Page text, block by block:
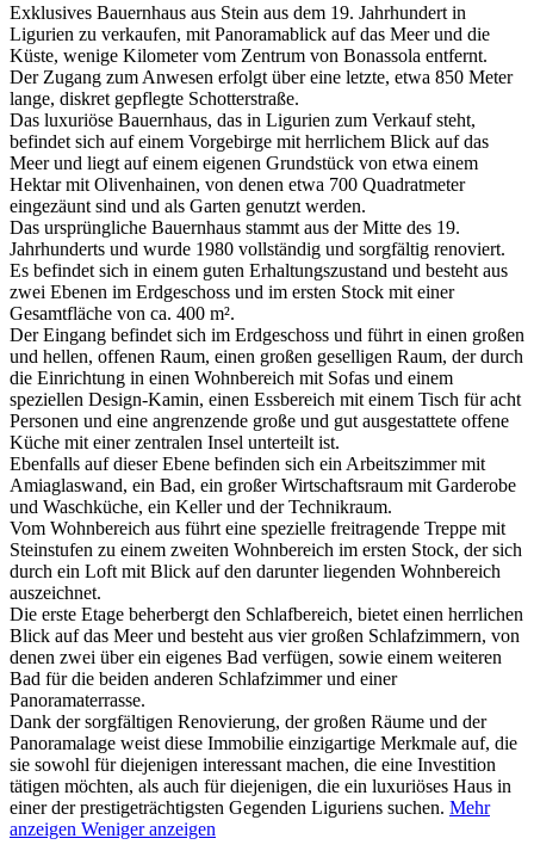
Exklusives Bauernhaus aus Stein aus dem 19. Jahrhundert in
Ligurien zu verkaufen, mit Panoramablick auf das Meer und die
Küste, wenige Kilometer vom Zentrum von Bonassola entfernt.
Der Zugang zum Anwesen erfolgt über eine letzte, etwa 850 Meter
lange, diskret gepflegte Schotterstraße.
Das luxuriöse Bauernhaus, das in Ligurien zum Verkauf steht,
befindet sich auf einem Vorgebirge mit herrlichem Blick auf das
Meer und liegt auf einem eigenen Grundstück von etwa einem
Hektar mit Olivenhainen, von denen etwa 700 Quadratmeter
eingezäunt sind und als Garten genutzt werden.
Das ursprüngliche Bauernhaus stammt aus der Mitte des 19.
Jahrhunderts und wurde 1980 vollständig und sorgfältig renoviert.
Es befindet sich in einem guten Erhaltungszustand und besteht aus
zwei Ebenen im Erdgeschoss und im ersten Stock mit einer
Gesamtfläche von ca. 400 m².
Der Eingang befindet sich im Erdgeschoss und führt in einen großen
und hellen, offenen Raum, einen großen geselligen Raum, der durch
die Einrichtung in einen Wohnbereich mit Sofas und einem
speziellen Design-Kamin, einen Essbereich mit einem Tisch für acht
Personen und eine angrenzende große und gut ausgestattete offene
Küche mit einer zentralen Insel unterteilt ist.
Ebenfalls auf dieser Ebene befinden sich ein Arbeitszimmer mit
Amiaglaswand, ein Bad, ein großer Wirtschaftsraum mit Garderobe
und Waschküche, ein Keller und der Technikraum.
Vom Wohnbereich aus führt eine spezielle freitragende Treppe mit
Steinstufen zu einem zweiten Wohnbereich im ersten Stock, der sich
durch ein Loft mit Blick auf den darunter liegenden Wohnbereich
auszeichnet.
Die erste Etage beherbergt den Schlafbereich, bietet einen herrlichen
Blick auf das Meer und besteht aus vier großen Schlafzimmern, von
denen zwei über ein eigenes Bad verfügen, sowie einem weiteren
Bad für die beiden anderen Schlafzimmer und einer
Panoramaterrasse.
Dank der sorgfältigen Renovierung, der großen Räume und der
Panoramalage weist diese Immobilie einzigartige Merkmale auf, die
sie sowohl für diejenigen interessant machen, die eine Investition
tätigen möchten, als auch für diejenigen, die ein luxuriöses Haus in
einer der prestigeträchtigsten Gegenden Liguriens suchen. Mehr
anzeigen Weniger anzeigen